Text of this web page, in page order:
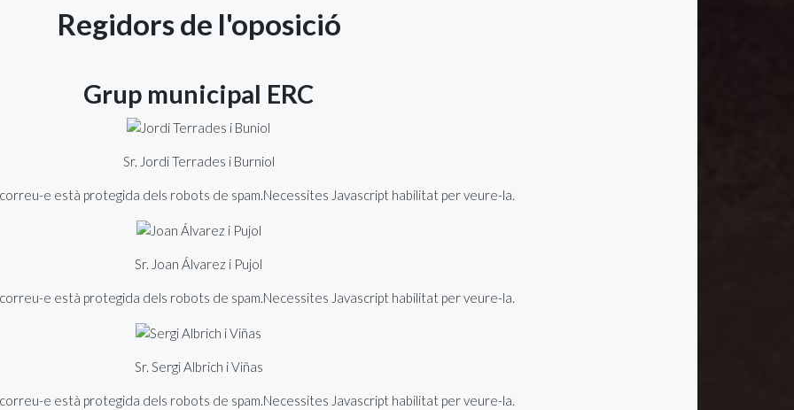
Regidors de l'oposició
Grup municipal ERC
Sr. Jordi Terrades i Burniol
e està protegida dels robots de spam.Necessites Javascript habilitat per veure-la.
Sr. Joan Álvarez i Pujol
e està protegida dels robots de spam.Necessites Javascript habilitat per veure-la.
Sr. Sergi Albrich i Viñas
e està protegida dels robots de spam.Necessites Javascript habilitat per veure-la.